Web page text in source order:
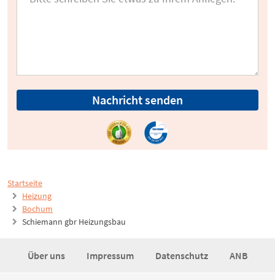
Startseite
Heizung
Bochum
Schiemann gbr Heizungsbau
Nachricht senden
Über uns Impressum Datenschutz ANB